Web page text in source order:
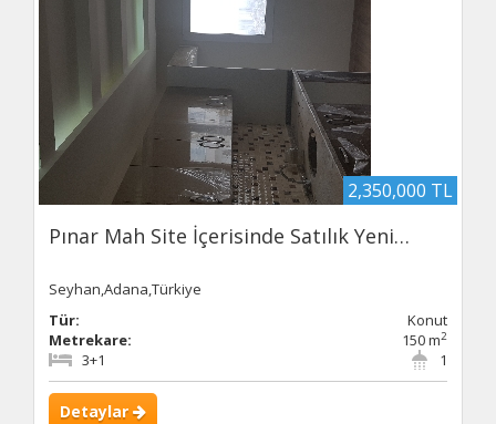
2,350,000 TL
Pınar Mah Site İçerisinde Satılık Yeni…
Seyhan,Adana,Türkiye
Tür:
Konut
Metrekare:
150 m2
1
3+1
Detaylar